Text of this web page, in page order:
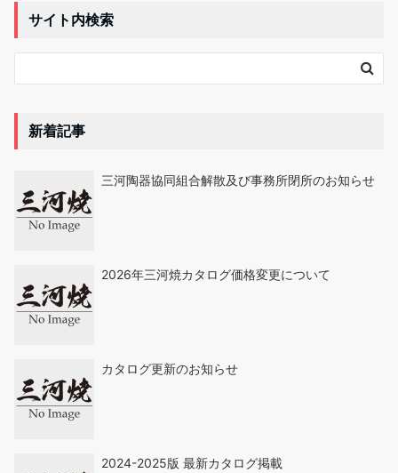
サイト内検索
新着記事
三河陶器協同組合解散及び事務所閉所のお知らせ
2026年三河焼カタログ価格変更について
カタログ更新のお知らせ
2024-2025版 最新カタログ掲載